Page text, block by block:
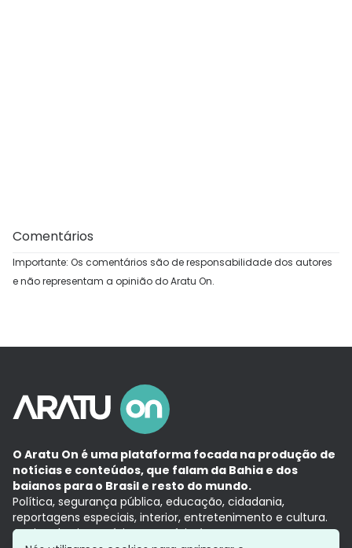
Comentários
Importante: Os comentários são de responsabilidade dos autores
e não representam a opinião do Aratu On.
O Aratu On é uma plataforma focada na produção de
notícias e conteúdos, que falam da Bahia e dos
baianos para o Brasil e resto do mundo.
Política, segurança pública, educação, cidadania,
reportagens especiais, interior, entretenimento e cultura.
Aqui, tudo vira notícia e a notícia é no tempo presente,